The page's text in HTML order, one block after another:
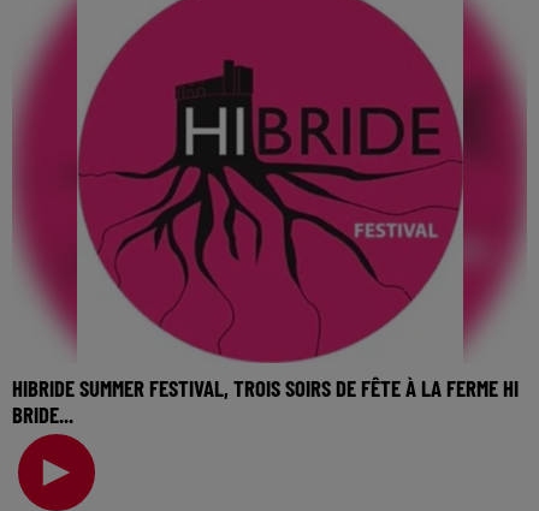
HIBRIDE SUMMER FESTIVAL, TROIS SOIRS DE FÊTE À LA FERME HI
BRIDE...
🎧 Ecoutez Radio FG sur http://www.radiofg.com 📱 et sur
l’Application FG (IOS https://urlz.fr/hhZx